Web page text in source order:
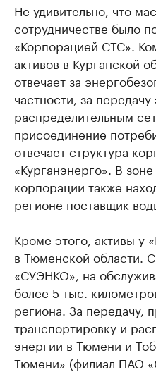
Не удивительно, что
сотрудничестве было
«Корпорацией СТС».
активов в Курганской
отвечает за
частности, за
распределительным
присоединение
отвечает структура
«Курганэнерго». В
корпорации также
регионе поставщик
Кроме этого, активы у
в Тюменской области.
«СУЭНКО», на
более 5 тыс.
региона. За передачу,
транспортировку и
энергии в Тюмени и
Тюмени» (филиал ПАО